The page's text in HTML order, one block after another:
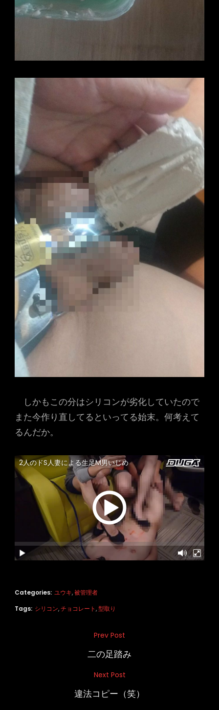
しかもこの分はシリコンが劣化していたので
また今作り直してるといってる始末。何考えて
るんだか。
Categories: ユウキ,被管理者
Tags: シリコン,チョコレート,型取り
Prev Post
二の足踏み
Next Post
違法コピー（笑）